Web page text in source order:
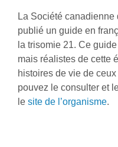
La Société
publié un guide en
la trisomie 21. Ce
mais réalistes de cette
histoires de vie de
pouvez le consulter et
le site de l’organisme.